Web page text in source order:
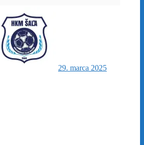
29. marca 2025